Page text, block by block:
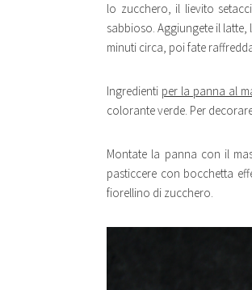
lo zucchero, il lievito
sabbioso. Aggiungete il
minuti circa, poi fate
Ingredienti per la panna al
colorante verde. Per
Montate la panna con il
pasticcere con bocchetta
fiorellino di zucchero.